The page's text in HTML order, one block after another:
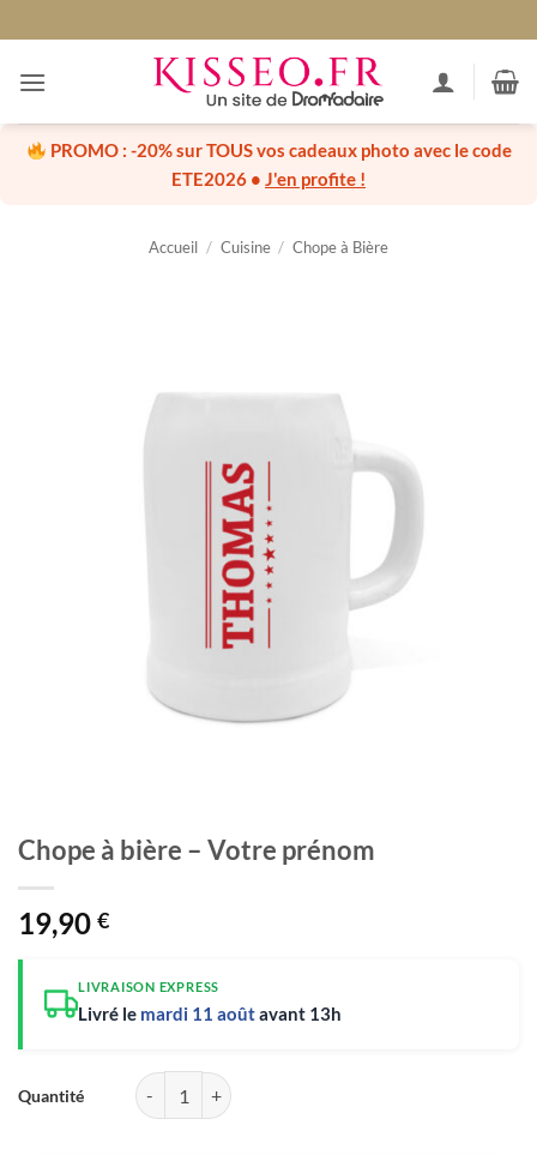
au
contenu
PROMO : -20% sur TOUS vos cadeaux photo avec le code
ETE2026 • J'en profite !
Accueil / Cuisine / Chope à Bière
Chope à bière – Votre prénom
19,90 €
LIVRAISON EXPRESS
Livré le mardi 11 aoûtavant 13h
quantité de Chope à bière - Votre prénom